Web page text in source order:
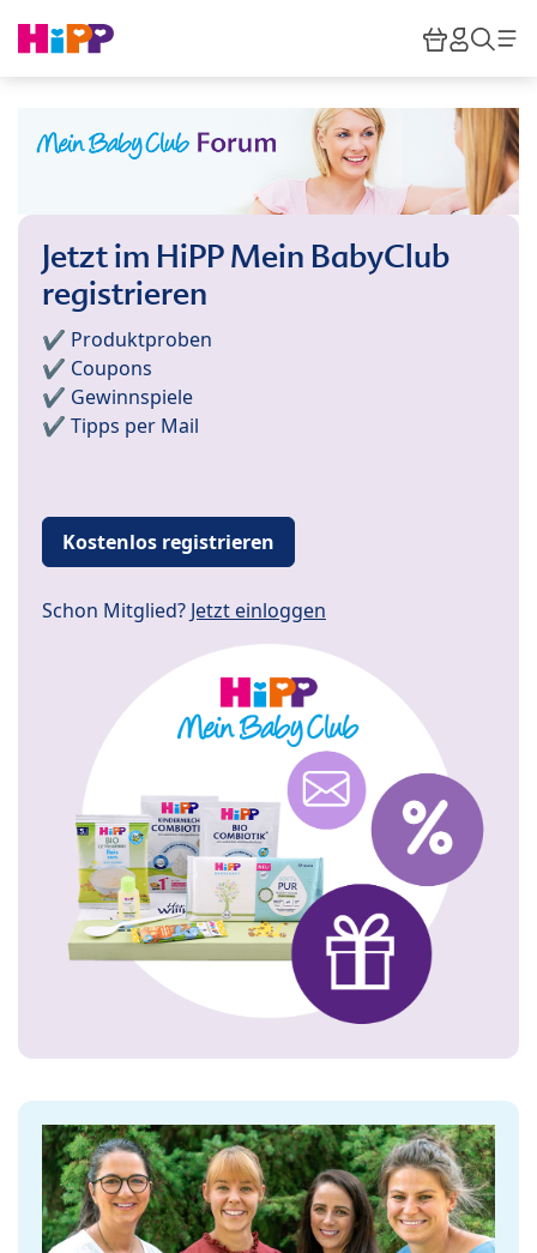
HiPP
Jetzt im HiPP Mein BabyClub
registrieren
✔️ Produktproben
✔️ Coupons
✔️ Gewinnspiele
✔️ Tipps per Mail
Kostenlos registrieren
Schon Mitglied? Jetzt einloggen